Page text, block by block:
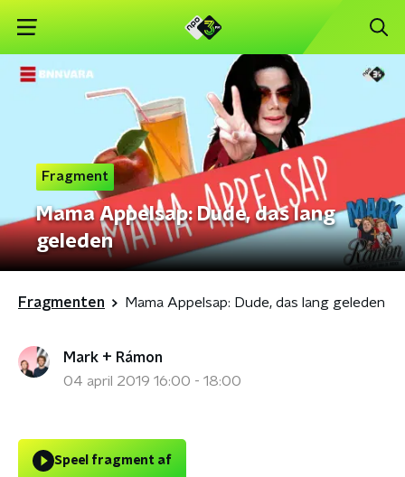
Fragment
Mama Appelsap: Dude, das lang
geleden
Fragmenten Mama Appelsap: Dude, das lang geleden
Mark + Rámon
04 april 2019 16:00 - 18:00
Speel fragment af